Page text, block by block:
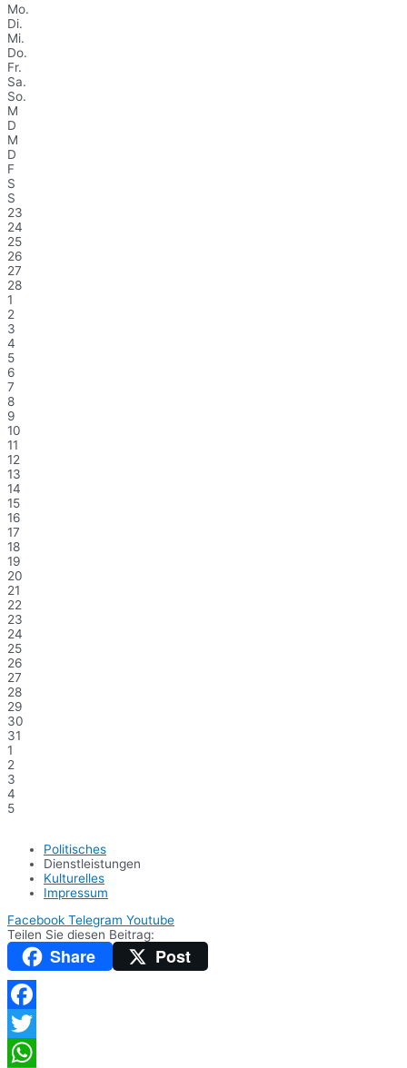
Mo.
Di.
Mi.
Do.
Fr.
Sa.
So.
M
D
M
D
F
S
S
23
24
25
26
27
28
1
2
3
4
5
6
7
8
9
10
11
12
13
14
15
16
17
18
19
20
21
22
23
24
25
26
27
28
29
30
31
1
2
3
4
5
Politisches
Dienstleistungen
Kulturelles
Impressum
Facebook Telegram Youtube
Teilen Sie diesen Beitrag:
Share Post
Facebook
Twitter